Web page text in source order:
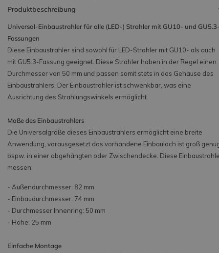
Produktbeschreibung
Universal-Einbaustrahler für alle (LED-) Strahler mit GU10- und
Fassungen
Diese Einbaustrahler sind sowohl für LED-Strahler mit GU10- als auch
mit GU5.3-Fassung geeignet. Diese Strahler haben in der Regel einen
Durchmesser von 50 mm und passen somit stets in das Gehäuse des
Einbaustrahlers. Der Einbaustrahler ist schwenkbar, was eine
Ausrichtung des Strahlungswinkels ermöglicht.
Maße des Einbaustrahlers
Die Universalgröße dieses Einbaustrahlers ermöglicht eine breite
Anwendung, vorausgesetzt das vorhandene Einbauloch ist groß
bspw. in einer abgehängten oder Zwischendecke. Diese
messen:
- Außendurchmesser: 82 mm
- Einbaudurchmesser: 74 mm
- Durchmesser Innenring: 50 mm
- Höhe: 25 mm
Einfache Montage